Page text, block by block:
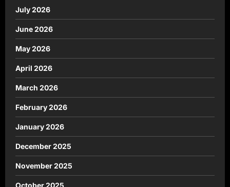
July 2026
June 2026
May 2026
April 2026
March 2026
February 2026
January 2026
December 2025
November 2025
October 2025